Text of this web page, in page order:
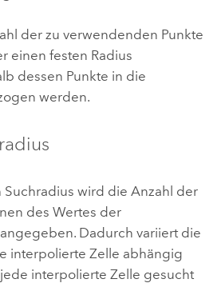
der zu verwendenden Punkte
einen festen Radius
dessen Punkte in die
werden.
Suchradius wird die Anzahl der
des Wertes der
Dadurch variiert die
interpolierte Zelle abhängig
interpolierte Zelle gesucht